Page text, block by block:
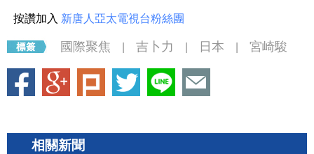
按讚加入 新唐人亞太電視台粉絲團
國際聚焦 吉卜力 日本 宮崎駿
相關新聞